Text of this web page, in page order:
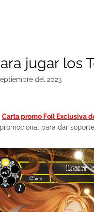
jugar los
del 2023
Carta promo Foil Exclusiva
para dar